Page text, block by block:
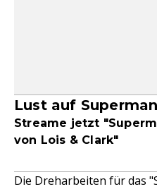
Lust auf
Streame jetzt
von Lois & Clark"
Die Dreharbeiten für das